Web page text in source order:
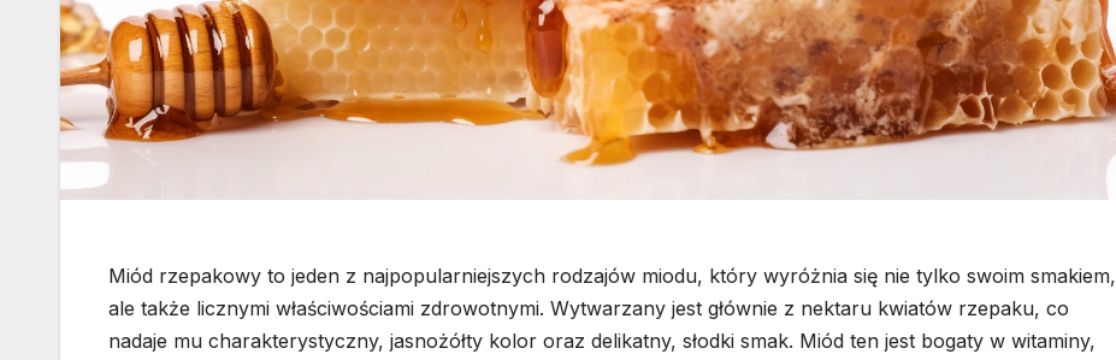
Miód rzepakowy to jeden z najpopularniejszych rodzajów miodu, który wyróżnia się nie tylko swoim smakiem,
ale także licznymi właściwościami zdrowotnymi. Wytwarzany jest głównie z nektaru kwiatów rzepaku, co
nadaje mu charakterystyczny, jasnożółty kolor oraz delikatny, słodki smak. Miód ten jest bogaty w witaminy,